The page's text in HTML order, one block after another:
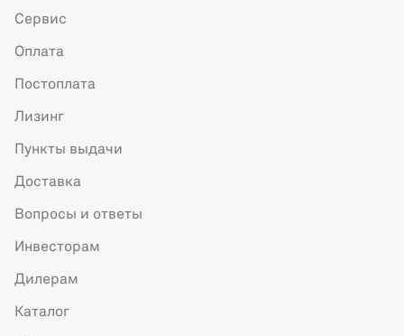
Сервис
Оплата
Постоплата
Лизинг
Пункты выдачи
Доставка
Вопросы и ответы
Инвесторам
Дилерам
Каталог